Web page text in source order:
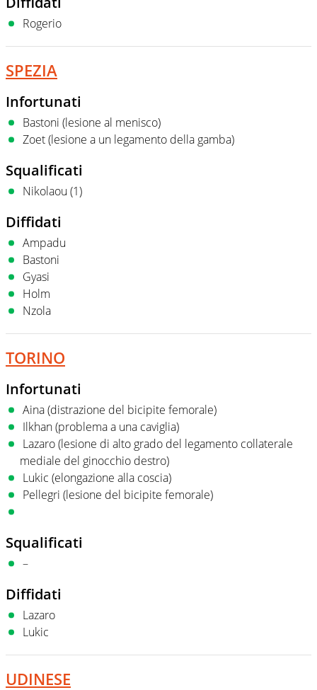
Rogerio
SPEZIA
Infortunati
Bastoni (lesione al menisco)
Zoet (lesione a un legamento della gamba)
Squalificati
Nikolaou (1)
Diffidati
Ampadu
Bastoni
Gyasi
Holm
Nzola
TORINO
Infortunati
Aina (distrazione del bicipite femorale)
Ilkhan (problema a una caviglia)
Lazaro (lesione di alto grado del legamento collaterale
mediale del ginocchio destro)
Lukic (elongazione alla coscia)
Pellegri (lesione del bicipite femorale)
Squalificati
–
Diffidati
Lazaro
Lukic
UDINESE